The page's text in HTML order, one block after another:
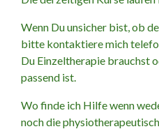
Wenn Du unsicher bist, ob
bitte kontaktiere mich
Du Einzeltherapie brauchst
passend ist.
Wo finde ich Hilfe wenn
noch die